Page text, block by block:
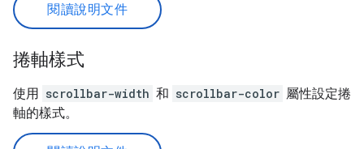
閱讀說明文件
捲軸樣式
使用 scrollbar-width 和 scrollbar-color 屬性設定捲
軸的樣式。